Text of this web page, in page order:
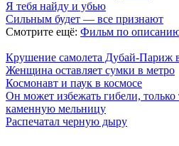
Я тебя найду и убью
Сильным будет — все признают
Смотрите ещё: Фильм по
Крушение самолета Дубай-Париж
Женщина оставляет сумки в метро
Космонавт и паук в космосе
Он может избежать гибели,
каменную мельницу
Распечатал черную дыру